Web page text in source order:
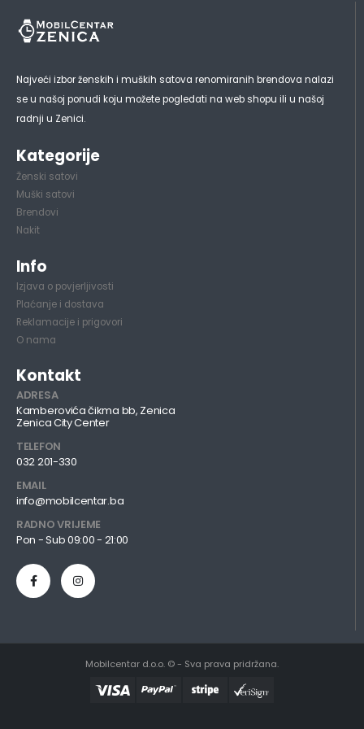
Najveći izbor ženskih i muških satova renomiranih brendova nalazi
se u našoj ponudi koju možete pogledati na web shopu ili u našoj
radnji u Zenici.
Kategorije
Ženski satovi
Muški satovi
Brendovi
Nakit
Info
Izjava o povjerljivosti
Plaćanje i dostava
Reklamacije i prigovori
O nama
Kontakt
ADRESA
Kamberovića čikma bb, Zenica
Zenica City Center
TELEFON
032 201-330
EMAIL
info@mobilcentar.ba
RADNO VRIJEME
Pon - Sub 09:00 - 21:00
Mobilcentar d.o.o. © - Sva prava pridržana.